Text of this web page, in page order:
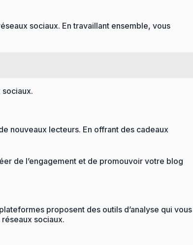
sociaux. En travaillant ensemble, vous
nouveaux lecteurs. En offrant des cadeaux
de l’engagement et de promouvoir votre blog
proposent des outils d’analyse qui vous
sociaux.